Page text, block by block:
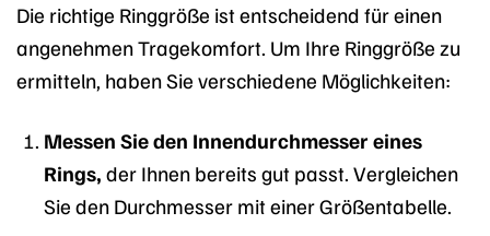
Die richtige Ringgröße ist entscheidend für einen
angenehmen Tragekomfort. Um Ihre Ringgröße zu
ermitteln, haben Sie verschiedene Möglichkeiten:
Messen Sie den Innendurchmesser eines
Rings, der Ihnen bereits gut passt. Vergleichen
Sie den Durchmesser mit einer Größentabelle.